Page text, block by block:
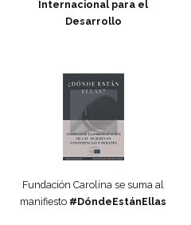
Internacional para el
Desarrollo
Fundación Carolina se suma al
manifiesto #DóndeEstánEllas